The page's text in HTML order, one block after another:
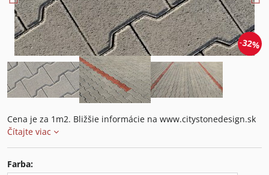
32%
Cena je za 1m2. Bližšie informácie na www.citystonedesign.sk
Čítajte viac
Farba: